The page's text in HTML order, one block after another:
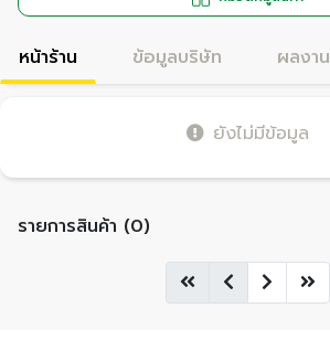
หน้าร้าน ข้อมูลบริษัท ผลงาน
ยังไม่มีข้อมูล
รายการสินค้า (0)